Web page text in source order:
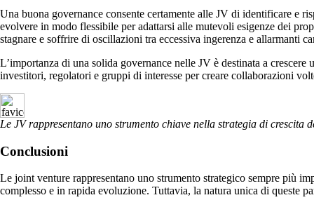
Una buona governance consente certamente alle JV di identificare e
evolvere in modo flessibile per adattarsi alle mutevoli esigenze dei
stagnare e soffrire di oscillazioni tra eccessiva ingerenza e allarmanti
L’importanza di una solida governance nelle JV è destinata a
investitori, regolatori e gruppi di interesse per creare collaborazioni
Le JV rappresentano uno strumento chiave nella strategia di crescita
Conclusioni
Le joint venture rappresentano uno strumento strategico sempre più
complesso e in rapida evoluzione. Tuttavia, la natura unica di queste